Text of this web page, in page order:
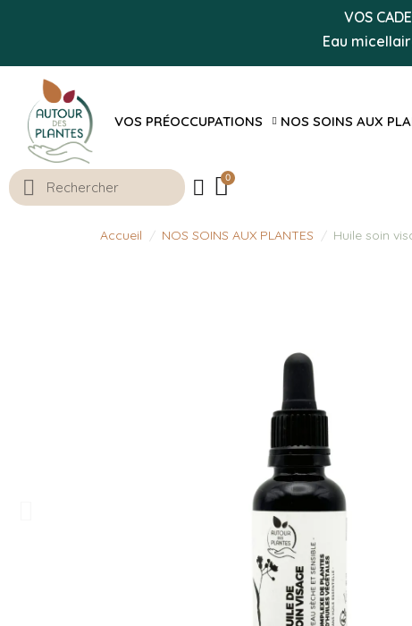
VOS
Eau
VOS PRÉOCCUPATIONS NOS SOINS AUX
Accueil NOS SOINS AUX PLANTES Huile soin